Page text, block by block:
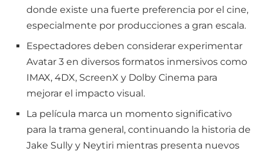
donde existe una fuerte preferencia por el cine,
especialmente por producciones a gran escala.
Espectadores deben considerar experimentar
Avatar 3 en diversos formatos inmersivos como
IMAX, 4DX, ScreenX y Dolby Cinema para
mejorar el impacto visual.
La película marca un momento significativo
para la trama general, continuando la historia de
Jake Sully y Neytiri mientras presenta nuevos